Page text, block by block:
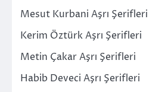
Mesut Kurbani Aşrı Şerifleri
Kerim Öztürk Aşrı Şerifleri
Metin Çakar Aşrı Şerifleri
Habib Deveci Aşrı Şerifleri